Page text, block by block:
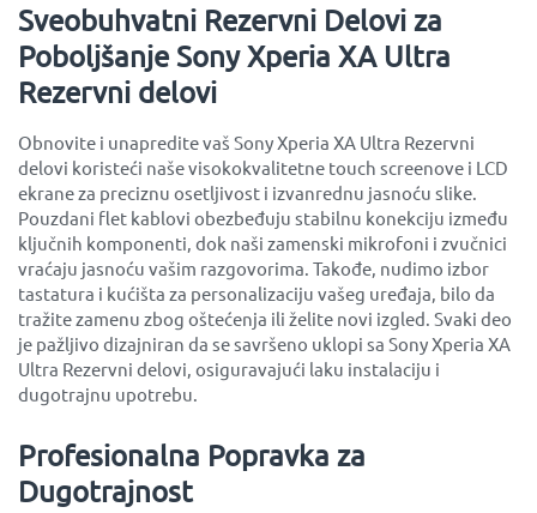
Sveobuhvatni Rezervni Delovi za
Poboljšanje Sony Xperia XA Ultra
Rezervni delovi
Obnovite i unapredite vaš Sony Xperia XA Ultra Rezervni
delovi koristeći naše visokokvalitetne touch screenove i LCD
ekrane za preciznu osetljivost i izvanrednu jasnoću slike.
Pouzdani flet kablovi obezbeđuju stabilnu konekciju između
ključnih komponenti, dok naši zamenski mikrofoni i zvučnici
vraćaju jasnoću vašim razgovorima. Takođe, nudimo izbor
tastatura i kućišta za personalizaciju vašeg uređaja, bilo da
tražite zamenu zbog oštećenja ili želite novi izgled. Svaki deo
je pažljivo dizajniran da se savršeno uklopi sa Sony Xperia XA
Ultra Rezervni delovi, osiguravajući laku instalaciju i
dugotrajnu upotrebu.
Profesionalna Popravka za
Dugotrajnost